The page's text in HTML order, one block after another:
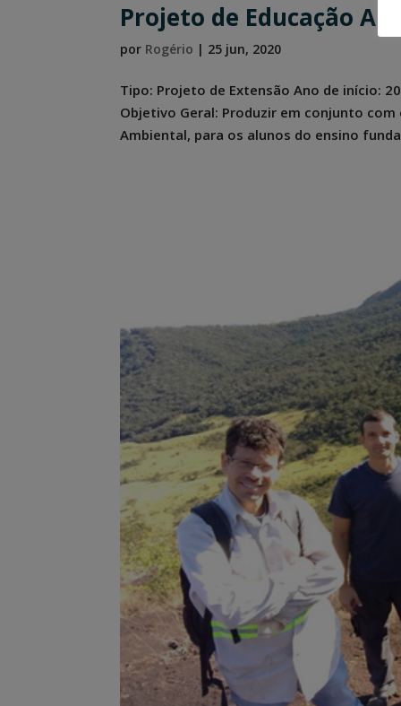
Projeto de Educação
por Rogério | 25 jun, 2020
Tipo: Projeto de Extensão Ano de início:
Objetivo Geral: Produzir em conjunto
Ambiental, para os alunos do ensino